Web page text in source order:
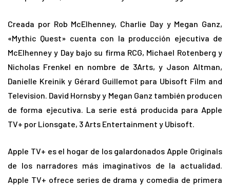
Creada por Rob McElhenney, Charlie Day y Megan Ganz,
«Mythic Quest» cuenta con la producción ejecutiva de
McElhenney y Day bajo su firma RCG, Michael Rotenberg y
Nicholas Frenkel en nombre de 3Arts, y Jason Altman,
Danielle Kreinik y Gérard Guillemot para Ubisoft Film and
Television. David Hornsby y Megan Ganz también producen
de forma ejecutiva. La serie está producida para Apple
TV+ por Lionsgate, 3 Arts Entertainment y Ubisoft.
Apple TV+ es el hogar de los galardonados Apple Originals
de los narradores más imaginativos de la actualidad.
Apple TV+ ofrece series de drama y comedia de primera